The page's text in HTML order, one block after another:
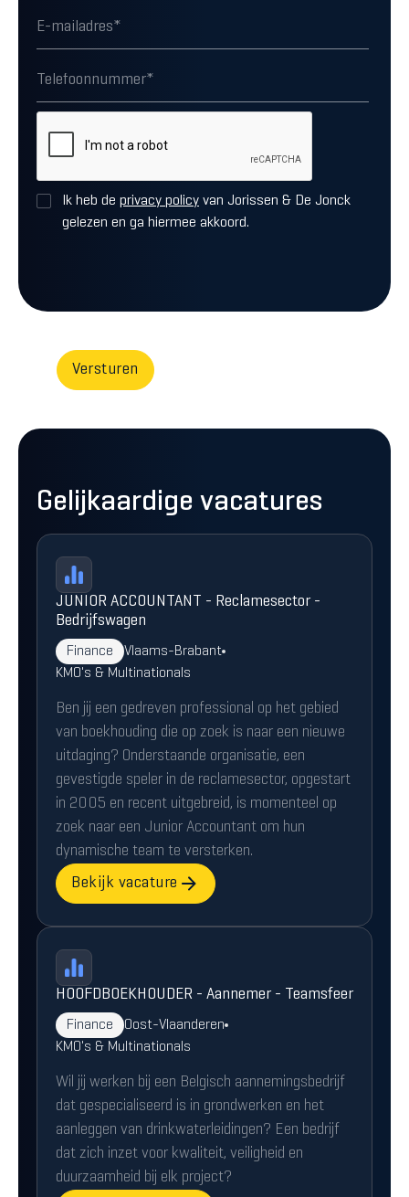
Ik heb de privacy policy van Jorissen & De Jonck
gelezen en ga hiermee akkoord.
Gelijkaardige vacatures
JUNIOR ACCOUNTANT - Reclamesector -
Bedrijfswagen
Finance
Vlaams-Brabant
KMO's & Multinationals
Ben jij een gedreven professional op het gebied
van boekhouding die op zoek is naar een nieuwe
uitdaging? Onderstaande organisatie, een
gevestigde speler in de reclamesector, opgestart
in 2005 en recent uitgebreid, is momenteel op
zoek naar een Junior Accountant om hun
dynamische team te versterken.
Bekijk vacature
HOOFDBOEKHOUDER - Aannemer - Teamsfeer
Finance
Oost-Vlaanderen
KMO's & Multinationals
Wil jij werken bij een Belgisch aannemingsbedrijf
dat gespecialiseerd is in grondwerken en het
aanleggen van drinkwaterleidingen? Een bedrijf
dat zich inzet voor kwaliteit, veiligheid en
duurzaamheid bij elk project?